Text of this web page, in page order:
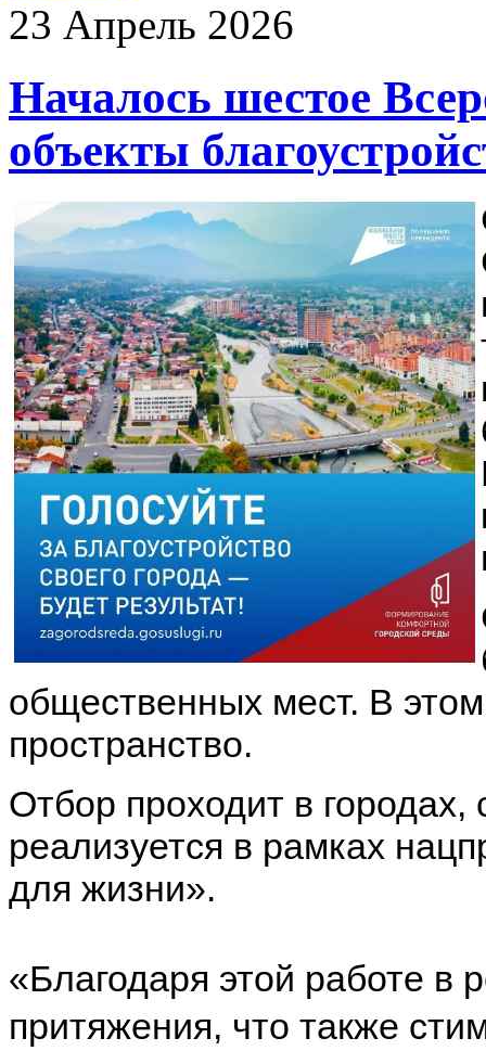
23 Апрель 2026
Началось шестое
объекты
общественных мест. В
пространство.
Отбор проходит в
реализуется в рамках
для жизни».
«Благодаря этой работе в
притяжения, что также